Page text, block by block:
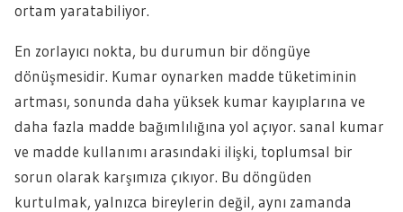
ortam yaratabiliyor.
En zorlayıcı nokta, bu durumun bir döngüye
dönüşmesidir. Kumar oynarken madde tüketiminin
artması, sonunda daha yüksek kumar kayıplarına ve
daha fazla madde bağımlılığına yol açıyor. sanal kumar
ve madde kullanımı arasındaki ilişki, toplumsal bir
sorun olarak karşımıza çıkıyor. Bu döngüden
kurtulmak, yalnızca bireylerin değil, aynı zamanda